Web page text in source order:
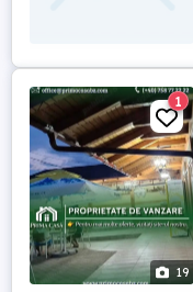
19
1